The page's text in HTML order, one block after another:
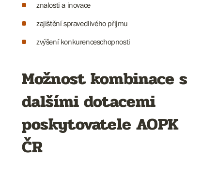
znalosti a inovace
zajištění spravedlivého příjmu
zvýšení konkurenceschopnosti
Možnost kombinace s
dalšími dotacemi
poskytovatele AOPK
ČR